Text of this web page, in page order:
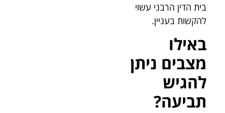
בית הדין הרבני עשוי
להקשות בעניין.
באילו
מצבים ניתן
להגיש
תביעה?